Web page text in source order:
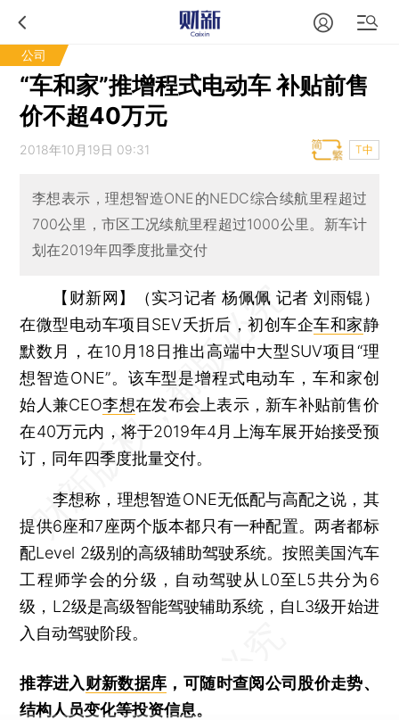
公司
“车和家”推增程式电动车 补贴前售
价不超40万元
2018年10月19日 09:31 T中
李想表示，理想智造ONE的NEDC综合续航里程超过
700公里，市区工况续航里程超过1000公里。新车计
划在2019年四季度批量交付
【财新网】（实习记者 杨佩佩 记者 刘雨锟）
在微型电动车项目SEV夭折后，初创车企车和家静
默数月，在10月18日推出高端中大型SUV项目“理
想智造ONE”。该车型是增程式电动车，车和家创
始人兼CEO李想在发布会上表示，新车补贴前售价
在40万元内，将于2019年4月上海车展开始接受预
订，同年四季度批量交付。
李想称，理想智造ONE无低配与高配之说，其
提供6座和7座两个版本都只有一种配置。两者都标
配Level 2级别的高级辅助驾驶系统。按照美国汽车
工程师学会的分级，自动驾驶从L0至L5共分为6
级，L2级是高级智能驾驶辅助系统，自L3级开始进
入自动驾驶阶段。
推荐进入财新数据库 ，可随时查阅公司股价走势、
结构人员变化等投资信息。